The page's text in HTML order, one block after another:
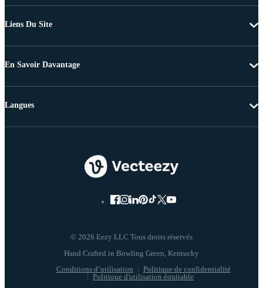
Liens Du Site
En Savoir Davantage
© 2026 Eezy LLC Tous droits réservés
Conditions d’utilisation
Politique de confidentialité
Politique d'utilisation équitable
Langues